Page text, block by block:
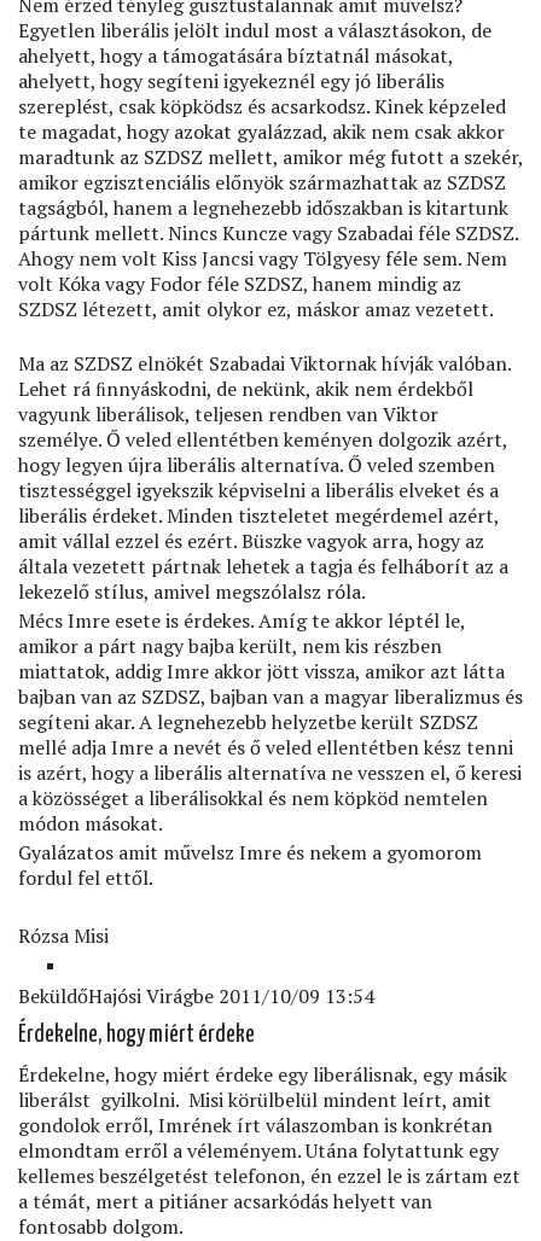
Egyetlen liberális jelölt indul most a választásokon, de
ahelyett, hogy a támogatására bíztatnál másokat,
ahelyett, hogy segíteni igyekeznél egy jó liberális
szereplést, csak köpködsz és acsarkodsz. Kinek képzeled
te magadat, hogy azokat gyalázzad, akik nem csak akkor
maradtunk az SZDSZ mellett, amikor még futott a szekér,
amikor egzisztenciális előnyök származhattak az SZDSZ
tagságból, hanem a legnehezebb időszakban is kitartunk
pártunk mellett. Nincs Kuncze vagy Szabadai féle SZDSZ.
Ahogy nem volt Kiss Jancsi vagy Tölgyesy féle sem. Nem
volt Kóka vagy Fodor féle SZDSZ, hanem mindig az
SZDSZ létezett, amit olykor ez, máskor amaz vezetett.
Ma az SZDSZ elnökét Szabadai Viktornak hívják valóban.
Lehet rá ﬁnnyáskodni, de nekünk, akik nem érdekből
vagyunk liberálisok, teljesen rendben van Viktor
személye. Ő veled ellentétben keményen dolgozik azért,
hogy legyen újra liberális alternatíva. Ő veled szemben
tisztességgel igyekszik képviselni a liberális elveket és a
liberális érdeket. Minden tiszteletet megérdemel azért,
amit vállal ezzel és ezért. Büszke vagyok arra, hogy az
általa vezetett pártnak lehetek a tagja és felháborít az a
lekezelő stílus, amivel megszólalsz róla.
Mécs Imre esete is érdekes. Amíg te akkor léptél le,
amikor a párt nagy bajba került, nem kis részben
miattatok, addig Imre akkor jött vissza, amikor azt látta
bajban van az SZDSZ, bajban van a magyar liberalizmus és
segíteni akar. A legnehezebb helyzetbe került SZDSZ
mellé adja Imre a nevét és ő veled ellentétben kész tenni
is azért, hogy a liberális alternatíva ne vesszen el, ő keresi
a közösséget a liberálisokkal és nem köpköd nemtelen
módon másokat.
Gyalázatos amit művelsz Imre és nekem a gyomorom
fordul fel ettől.
Rózsa Misi
BeküldőHajósi Virágbe 2011/10/09 13:54
Válasz
Rózsa
Misi
Imre!
Nem
érzed
tényleg
üzenetére
Érdekelne, hogy miért érdeke
Érdekelne, hogy miért érdeke egy liberálisnak, egy másik
liberálst gyilkolni. Misi körülbelül mindent leírt, amit
gondolok erről, Imrének írt válaszomban is konkrétan
elmondtam erről a véleményem. Utána folytattunk egy
kellemes beszélgetést telefonon, én ezzel le is zártam ezt
a témát, mert a pitiáner acsarkódás helyett van
fontosabb dolgom.